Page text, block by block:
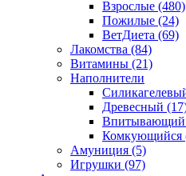
Взрослые (480)
Пожилые (24)
ВетДиета (69)
Лакомства (84)
Витамины (21)
Наполнители
Древесный
Впитывающий
Комкующийся
Амуниция (5)
Игрушки (97)